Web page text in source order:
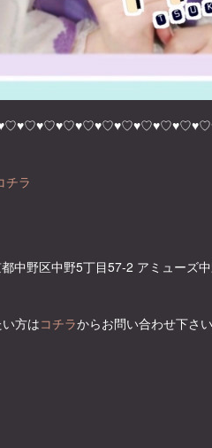
チラ
中野区中野5丁目57-2 アミューズ
方はコチラからお問い合わせ下さい